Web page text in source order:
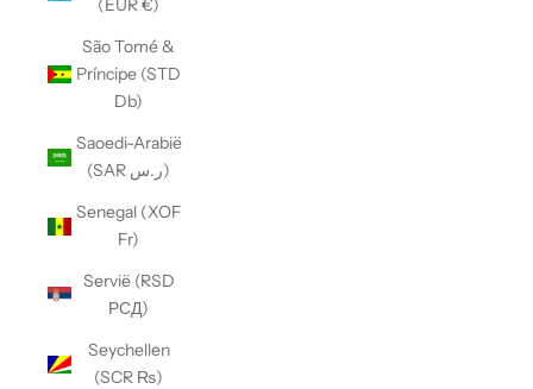
(EUR €)
São Tomé &
Príncipe (STD
Db)
Saoedi-Arabië
(SAR ر.س)
Senegal (XOF
Fr)
Servië (RSD
РСД)
Seychellen
(SCR ₨)